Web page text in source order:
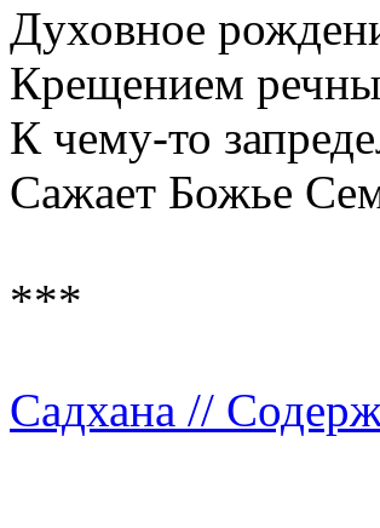
Духовное
Крещением
К чему-то
Сажает Божье
***
Садхана //